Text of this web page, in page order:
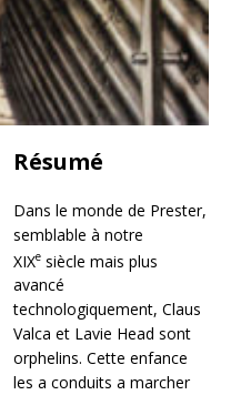
Résumé
Dans le monde de Prester,
semblable à notre
XIXe siècle mais plus
avancé
technologiquement, Claus
Valca et Lavie Head sont
orphelins. Cette enfance
les a conduits a marcher